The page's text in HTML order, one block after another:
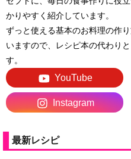
かりやすく紹介しています。
ずっと使える基本のお料理の作
いますので、レシピ本の代わり
す。
YouTube
Instagram
最新レシピ